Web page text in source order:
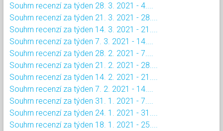
Souhrn recenzí za týden 28. 3. 2021 - 4....
Souhrn recenzí za týden 21. 3. 2021 - 28....
Souhrn recenzí za týden 14. 3. 2021 - 21....
Souhrn recenzí za týden 7. 3. 2021 - 14....
Souhrn recenzí za týden 28. 2. 2021 - 7....
Souhrn recenzí za týden 21. 2. 2021 - 28....
Souhrn recenzí za týden 14. 2. 2021 - 21....
Souhrn recenzí za týden 7. 2. 2021 - 14....
Souhrn recenzí za týden 31. 1. 2021 - 7....
Souhrn recenzí za týden 24. 1. 2021 - 31....
Souhrn recenzí za týden 18. 1. 2021 - 25....